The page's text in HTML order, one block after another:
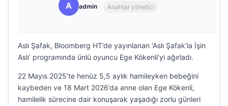
A admin Anahtar yönetici
Aslı Şafak, Bloomberg HT’de yayınlanan ‘Aslı Şafak’la İşin
Aslı’ programında ünlü oyuncu Ege Kökenli’yi ağırladı.
22 Mayıs 2025’te henüz 5,5 aylık hamileyken bebeğini
kaybeden ve 18 Mart 2026’da anne olan Ege Kökenli,
hamilelik sürecine dair konuşarak yaşadığı zorlu günleri